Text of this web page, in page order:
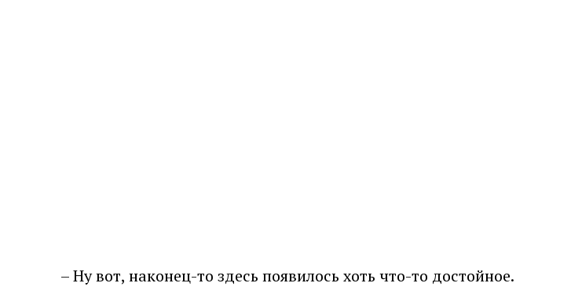
– Ну вот, наконец-то здесь появилось хоть что-то достойное.